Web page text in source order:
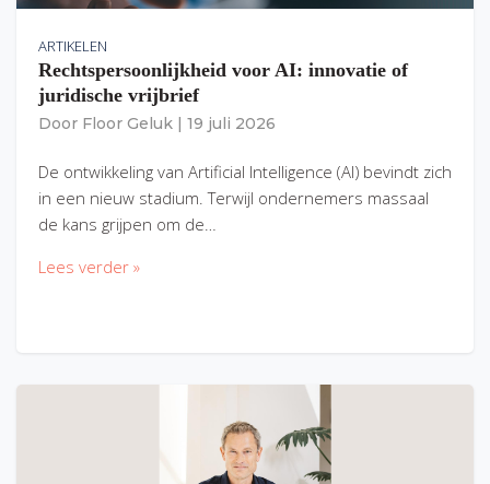
ARTIKELEN
Rechtspersoonlijkheid voor AI: innovatie of
juridische vrijbrief
Door Floor Geluk 19 juli 2026
De ontwikkeling van Artificial Intelligence (AI) bevindt zich
in een nieuw stadium. Terwijl ondernemers massaal
de kans grijpen om de…
Lees verder »